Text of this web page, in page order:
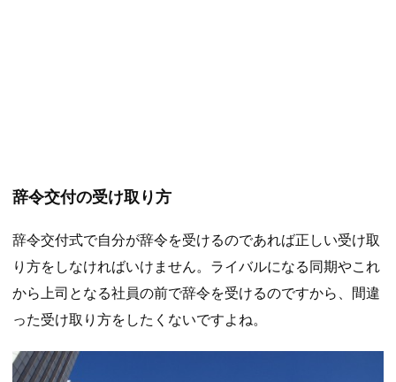
辞令交付の受け取り方
辞令交付式で自分が辞令を受けるのであれば正しい受け取
り方をしなければいけません。ライバルになる同期やこれ
から上司となる社員の前で辞令を受けるのですから、間違
った受け取り方をしたくないですよね。